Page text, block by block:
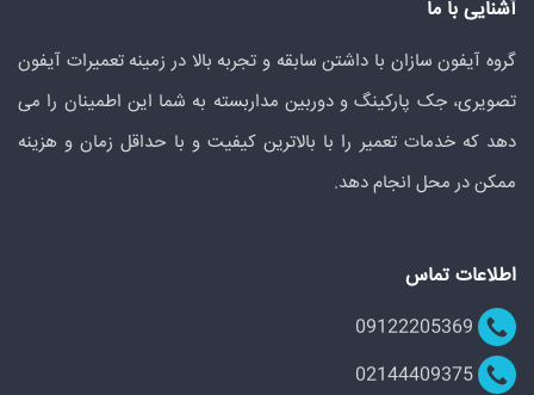
آشنایی با ما
گروه آیفون سازان با داشتن سابقه و تجربه بالا در زمینه تعمیرات آیفون
تصویری، جک پارکینگ و دوربین مداربسته به شما این اطمینان را می
دهد که خدمات تعمیر را با بالاترین کیفیت و با حداقل زمان و هزینه
ممکن در محل انجام دهد.
اطلاعات تماس